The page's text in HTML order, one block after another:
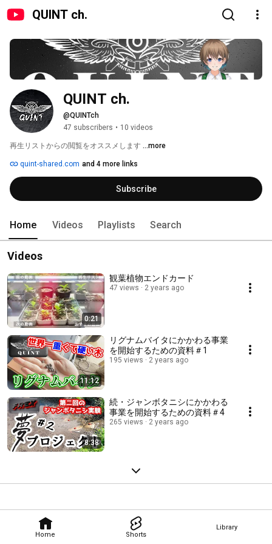
QUINT ch.
Home Shorts
Library
QUINT ch.
@QUINTch
47 subscribers • 10 videos
再生リストからの閲覧をオススメします ...more
quint-shared.com and 4 more links
Subscribe
Home Videos Playlists Search
Videos
0:21
観葉植物エンドカード
47 views 2 years ago
11:12
リグナムバイタにかかわる事業
を開始するための資料＃1
195 views 2 years ago
8:38
続・ジャンボタニシにかかわる
事業を開始するための資料＃4
265 views 2 years ago